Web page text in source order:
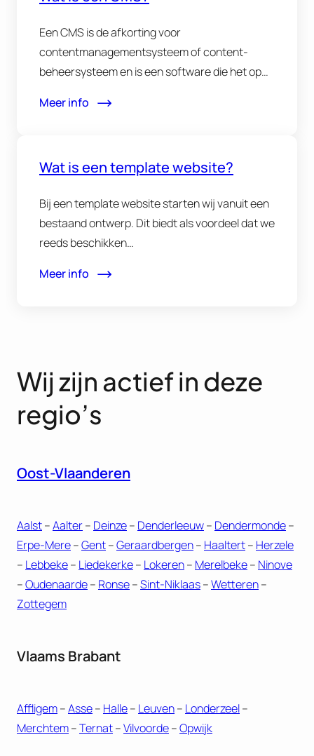
Een CMS is de afkorting voor
contentmanagementsysteem of content-
beheersysteem en is een software die het op
Meer info
Wat is een template website?
Bij een template website starten wij vanuit een
bestaand ontwerp. Dit biedt als voordeel dat we
reeds beschikken…
Meer info
Wij zijn actief in deze
regio’s
Oost-Vlaanderen
Aalst–Aalter– Deinze– Denderleeuw– Dendermonde–
Erpe-Mere–Gent–Geraardbergen– Haaltert– Herzele
– Lebbeke– Liedekerke– Lokeren– Merelbeke– Ninove
–Oudenaarde– Ronse–Sint-Niklaas–Wetteren–
Zottegem
Vlaams Brabant
Affligem–Asse– Halle– Leuven– Londerzeel–
Merchtem–Ternat–Vilvoorde–Opwijk